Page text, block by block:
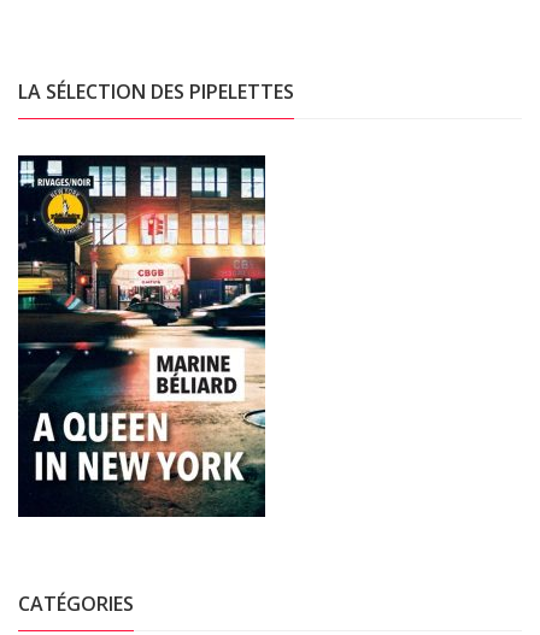
LA SÉLECTION DES PIPELETTES
CATÉGORIES